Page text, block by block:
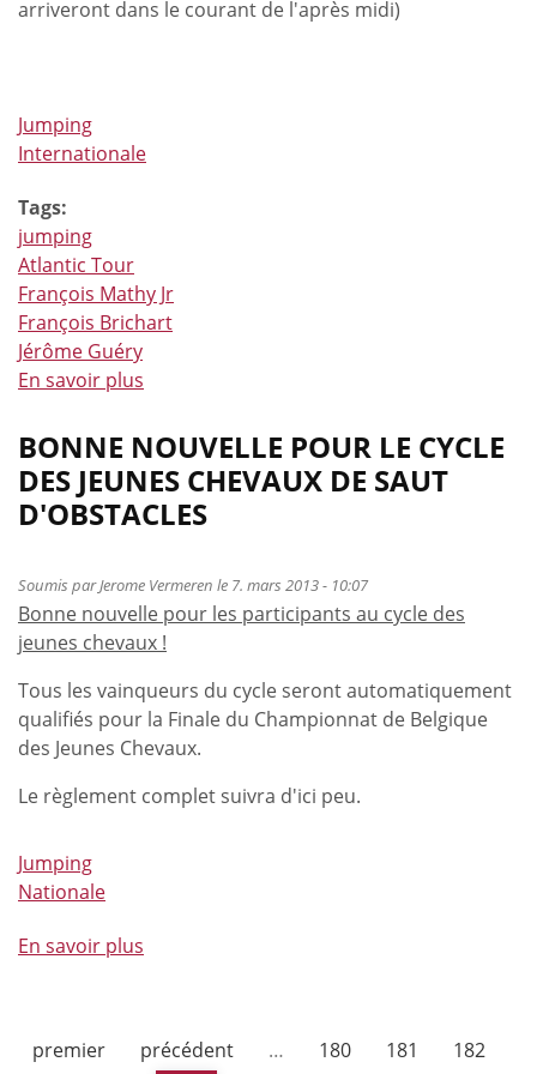
arriveront dans le courant de l'après midi)
Jumping
Internationale
Tags:
jumping
Atlantic Tour
François Mathy Jr
François Brichart
Jérôme Guéry
En savoir plus
de
Des
nouvelles
de
Tour
BONNE NOUVELLE POUR LE CYCLE
DES JEUNES CHEVAUX DE SAUT
D'OBSTACLES
Soumis parJerome Vermeren le 7. mars 2013 - 10:07
Bonne nouvelle pour les participants au cycle des
jeunes chevaux !
Tous les vainqueurs du cycle seront automatiquement
qualifiés pour la Finale du Championnat de Belgique
des Jeunes Chevaux.
Le règlement complet suivra d'ici peu.
Jumping
Nationale
En savoir plus
nouvelle
premier précédent … 180 181
182